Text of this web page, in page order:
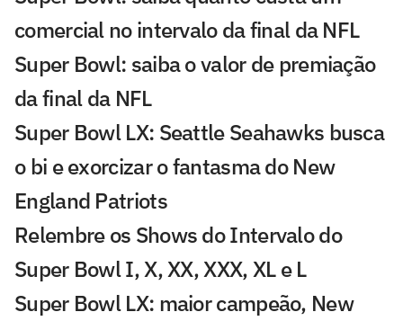
comercial no intervalo da final da NFL
Super Bowl: saiba o valor de premiação
da final da NFL
Super Bowl LX: Seattle Seahawks busca
o bi e exorcizar o fantasma do New
England Patriots
Relembre os Shows do Intervalo do
Super Bowl I, X, XX, XXX, XL e L
Super Bowl LX: maior campeão, New